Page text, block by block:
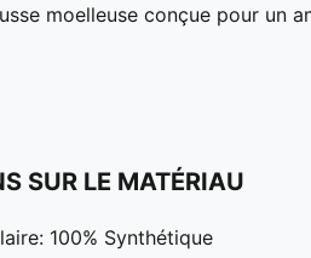
moelleuse conçue pour un
SUR LE MATÉRIAU
100% Synthétique